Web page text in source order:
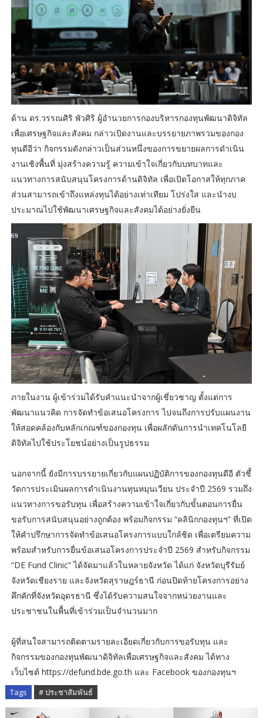
ด้าน ดร.วรรณศิริ พัวศิริ ผู้อำนวยการกองบริหารกองทุนพัฒนาดิจิทัล
เพื่อเศรษฐกิจและสังคม กล่าวเปิดงานและบรรยายภาพรวมของกอง
ทุนดีอีว่า กิจกรรมดังกล่าวเป็นส่วนหนึ่งของการขยายผลการดำเนิน
งานเชิงพื้นที่ มุ่งสร้างความรู้ ความเข้าใจเกี่ยวกับบทบาทและ
แนวทางการสนับสนุนโครงการด้านดิจิทัล เพื่อเปิดโอกาสให้ทุกภาค
ส่วนสามารถเข้าถึงแหล่งทุนได้อย่างเท่าเทียม โปร่งใส และนำงบ
ประมาณไปใช้พัฒนาเศรษฐกิจและสังคมได้อย่างยั่งยืน
ภายในงาน ผู้เข้าร่วมได้รับคำแนะนำจากผู้เชี่ยวชาญ ตั้งแต่การ
พัฒนาแนวคิด การจัดทำข้อเสนอโครงการ ไปจนถึงการปรับแผนงาน
ให้สอดคล้องกับหลักเกณฑ์ของกองทุน เพื่อผลักดันการนำเทคโนโลยี
ดิจิทัลไปใช้ประโยชน์อย่างเป็นรูปธรรม
นอกจากนี้ ยังมีการบรรยายเกี่ยวกับแผนปฏิบัติการของกองทุนดีอี ตัวชี้
วัดการประเมินผลการดำเนินงานทุนหมุนเวียน ประจำปี 2569 รวมถึง
แนวทางการขอรับทุน เพื่อสร้างความเข้าใจเกี่ยวกับขั้นตอนการยื่น
ขอรับการสนับสนุนอย่างถูกต้อง พร้อมกิจกรรม “คลินิกกองทุนฯ” ที่เปิด
ให้คำปรึกษาการจัดทำข้อเสนอโครงการแบบใกล้ชิด เพื่อเตรียมความ
พร้อมสำหรับการยื่นข้อเสนอโครงการประจำปี 2569 สำหรับกิจกรรม
“DE Fund Clinic” ได้จัดมาแล้วในหลายจังหวัด ได้แก่ จังหวัดบุรีรัมย์
จังหวัดเชียงราย และจังหวัดสุราษฎร์ธานี ก่อนปิดท้ายโครงการอย่าง
คึกคักที่จังหวัดอุดรธานี ซึ่งได้รับความสนใจจากหน่วยงานและ
ประชาชนในพื้นที่เข้าร่วมเป็นจำนวนมาก
ผู้ที่สนใจสามารถติดตามรายละเอียดเกี่ยวกับการขอรับทุน และ
กิจกรรมของกองทุนพัฒนาดิจิทัลเพื่อเศรษฐกิจและสังคม ได้ทาง
เว็บไซต์ https://defund.bde.go.th และ Facebook ของกองทุนฯ
Tags # ประชาสัมพันธ์